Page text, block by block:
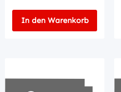
In den Warenkorb